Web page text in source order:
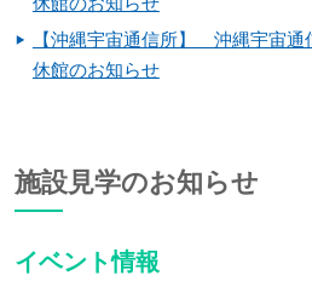
【沖縄宇宙通信所】 沖縄宇宙
休館のお知らせ
施設見学のお知らせ
イベント情報